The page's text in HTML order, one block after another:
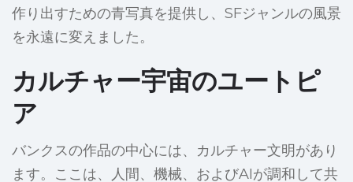
作り出すための青写真を提供し、SFジャンルの風景
を永遠に変えました。
カルチャー宇宙のユートピ
ア
バンクスの作品の中心には、カルチャー文明があり
ます。ここは、人間、機械、およびAIが調和して共